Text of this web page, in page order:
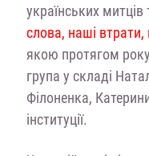
українських
слова, наші
якою протягом
група у складі
Філоненка,
інституції.